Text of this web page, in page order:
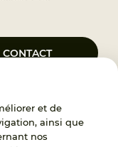
et de
ainsi que
nos
CONTACT
Protégée, créé le 5
de service public du
traitement des
France Enfance
ressource pour